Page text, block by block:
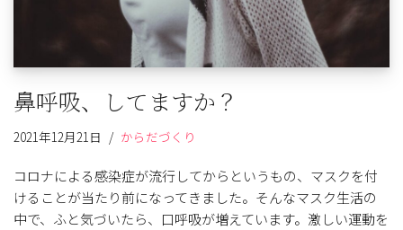
鼻呼吸、してますか？
2021年12月21日 からだづくり
コロナによる感染症が流行してからというもの、マスクを付
けることが当たり前になってきました。そんなマスク生活の
中で、ふと気づいたら、口呼吸が増えています。激しい運動を